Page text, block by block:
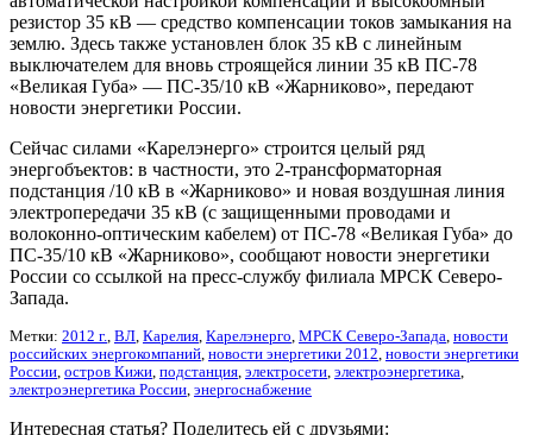
резистор 35 кВ — средство компенсации токов замыкания на
землю. Здесь также установлен блок 35 кВ с линейным
выключателем для вновь строящейся линии 35 кВ ПС-78
«Великая Губа» — ПС-35/10 кВ «Жарниково», передают
новости энергетики России.
Сейчас силами «Карелэнерго» строится целый ряд
энергобъектов: в частности, это 2-трансформаторная
подстанция /10 кВ в «Жарниково» и новая воздушная линия
электропередачи 35 кВ (с защищенными проводами и
волоконно-оптическим кабелем) от ПС-78 «Великая Губа» до
ПС-35/10 кВ «Жарниково», сообщают новости энергетики
России со ссылкой на пресс-службу филиала МРСК Северо-
Запада.
Метки: 2012 г., ВЛ, Карелия, Карелэнерго, МРСК Северо-Запада, новости
российских энергокомпаний, новости энергетики 2012, новости энергетики
России, остров Кижи, подстанция, электросети, электроэнергетика,
электроэнергетика России, энергоснабжение
Интересная статья? Поделитесь ей с друзьями: